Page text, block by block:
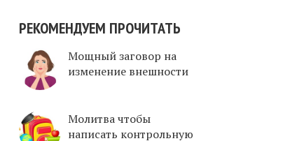
РЕКОМЕНДУЕМ ПРОЧИТАТЬ
Мощный заговор на
изменение внешности
Молитва чтобы
написать контрольную